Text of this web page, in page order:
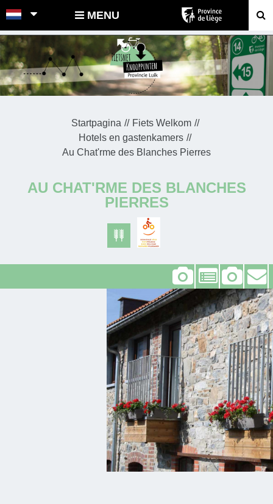
POINTS-NOEUDS MENU
Startpagina
Fiets Welkom
Hotels en gastenkamers
Au Chat'rme des Blanches Pierres
AU CHAT'RME DES BLANCHES
PIERRES